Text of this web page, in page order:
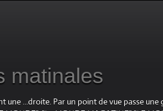
matinales
une ...droite. Par un point de vue passe